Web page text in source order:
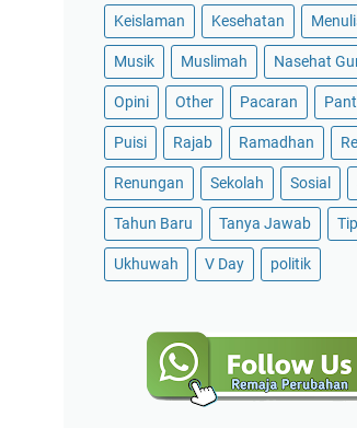
Keislaman Kesehatan
Musik Muslimah Nasehat
Opini Other Pacaran
Puisi Rajab Ramadhan
Renungan Sekolah Sosial
Tahun Baru Tanya Jawab
Ukhuwah V Day politik